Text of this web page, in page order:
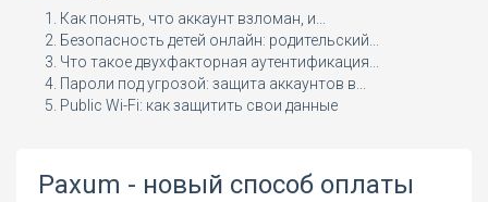
Как понять, что аккаунт взломан, и...
Безопасность детей онлайн: родительский...
Что такое двухфакторная аутентификация...
Пароли под угрозой: защита аккаунтов в...
Public Wi-Fi: как защитить свои данные
Paxum - новый способ оплаты